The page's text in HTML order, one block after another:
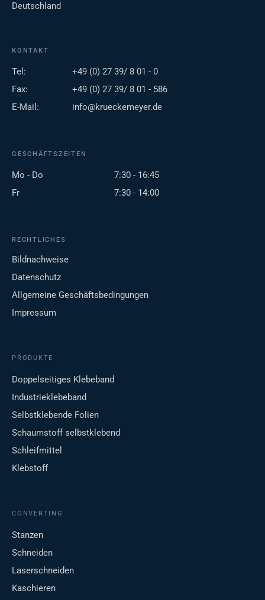
Deutschland
KONTAKT
Tel:
+49 (0) 27 39/ 8 01 - 0
Fax:
+49 (0) 27 39/ 8 01 - 586
E-Mail:
info@krueckemeyer.de
GESCHÄFTSZEITEN
Mo - Do
7:30 - 16:45
Fr
7:30 - 14:00
RECHTLICHES
Bildnachweise
Datenschutz
Allgemeine Geschäftsbedingungen
Impressum
PRODUKTE
Doppelseitiges Klebeband
Industrieklebeband
Selbstklebende Folien
Schaumstoff selbstklebend
Schleifmittel
Klebstoff
CONVERTING
Stanzen
Schneiden
Laserschneiden
Kaschieren